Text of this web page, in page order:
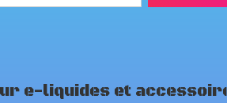
e-liquides et